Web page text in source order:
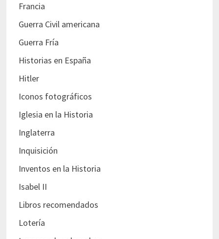
Francia
Guerra Civil americana
Guerra Fría
Historias en España
Hitler
Iconos fotográficos
Iglesia en la Historia
Inglaterra
Inquisición
Inventos en la Historia
Isabel II
Libros recomendados
Lotería